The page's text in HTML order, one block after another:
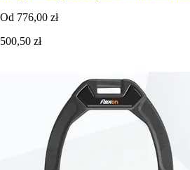
Od 776,00 zł
500,50 zł